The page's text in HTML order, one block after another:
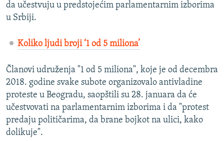
da učestvuju u predstojećim parlamentarnim izborima
u Srbiji.
Koliko ljudi broji ‘1 od 5 miliona’
Članovi udruženja "1 od 5 miliona", koje je od decembra
2018. godine svake subote organizovalo antivladine
proteste u Beogradu, saopštili su 28. januara da će
učestvovati na parlamentarnim izborima i da "protest
predaju političarima, da brane bojkot na ulici, kako
dolikuje".